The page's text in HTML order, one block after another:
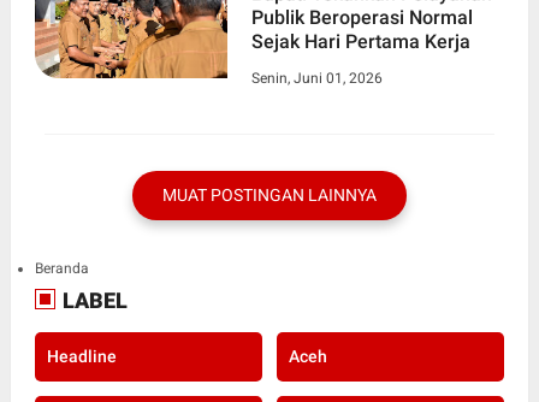
Publik Beroperasi Normal
Sejak Hari Pertama Kerja
Senin, Juni 01, 2026
MUAT POSTINGAN LAINNYA
Beranda
LABEL
Headline Aceh